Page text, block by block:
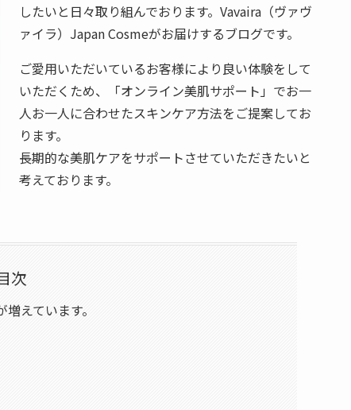
したいと日々取り組んでおります。Vavaira（ヴァヴ
ァイラ）Japan Cosmeがお届けするブログです。
ご愛用いただいているお客様により良い体験をして
いただくため、「オンライン美肌サポート」でお一
人お一人に合わせたスキンケア方法をご提案してお
ります。
長期的な美肌ケアをサポートさせていただきたいと
考えております。
次
えています。